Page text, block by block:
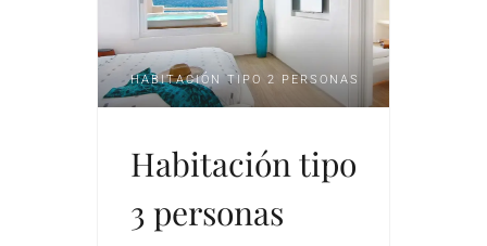
HABITACIÓN TIPO 2 PERSONAS
Habitación tipo
3 personas